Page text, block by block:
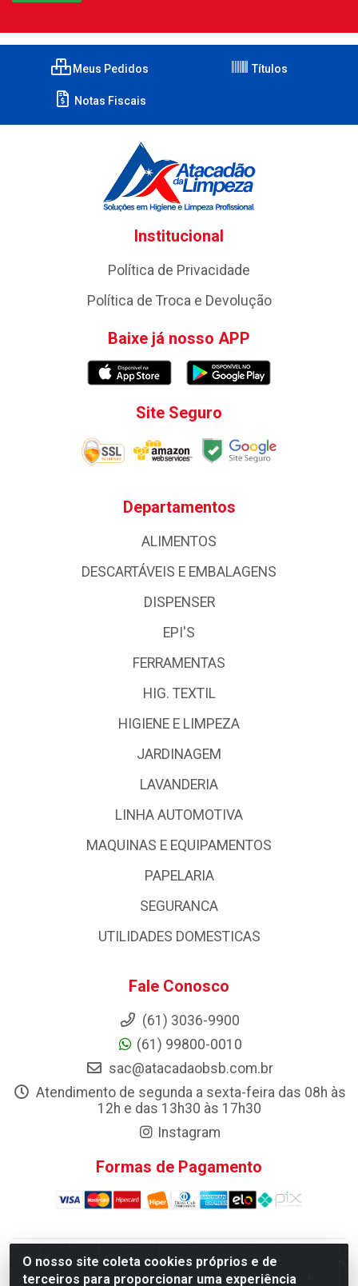
O nosso site coleta cookies próprios e de
terceiros para proporcionar uma experiência
Meus Pedidos Títulos
Notas Fiscais
Institucional
Política de Privacidade
Política de Troca e Devolução
Baixe já nosso APP
Site Seguro
Departamentos
ALIMENTOS
DESCARTÁVEIS E EMBALAGENS
DISPENSER
EPI'S
FERRAMENTAS
HIG. TEXTIL
HIGIENE E LIMPEZA
JARDINAGEM
LAVANDERIA
LINHA AUTOMOTIVA
MAQUINAS E EQUIPAMENTOS
PAPELARIA
SEGURANCA
UTILIDADES DOMESTICAS
Fale Conosco
(61) 3036-9900
(61) 99800-0010
sac@atacadaobsb.com.br
Atendimento de segunda a sexta-feira das 08h às
12h e das 13h30 às 17h30
Instagram
Formas de Pagamento
Atacadao da Limpeza F. Pereira Queiroz Comercio e
Distribuicao LTDA - Quadra Qi 10 Lotes 39 e, 41 - Setor